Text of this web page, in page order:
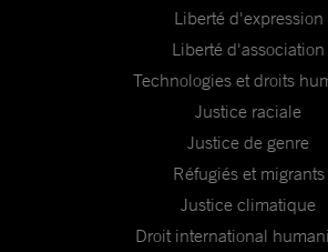
Liberté d'expression
Liberté d'association
Technologies et droits
Justice raciale
Justice de genre
Réfugiés et migrants
Justice climatique
Droit international